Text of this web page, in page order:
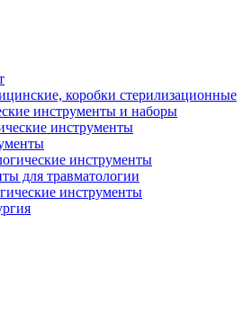
коробки стерилизационные
инструменты и наборы
инструменты
инструменты
для травматологии
инструменты